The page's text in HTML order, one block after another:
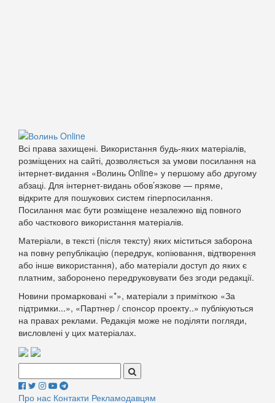
Всі права захищені. Використання будь-яких матеріалів,
розміщених на сайті, дозволяється за умови посилання на
інтернет-видання «Волинь Online» у першому або другому
абзаці. Для інтернет-видань обов’язкове — пряме,
відкрите для пошукових систем гіперпосилання.
Посилання має бути розміщене незалежно від повного
або часткового використання матеріалів.
Матеріали, в тексті (після тексту) яких міститься заборона
на повну републікацію (передрук, копіювання, відтворення
або інше використання), або матеріали доступ до яких є
платним, заборонено передруковувати без згоди редакції.
Новини промарковані «*», матеріали з приміткою «За
підтримки...», «Партнер / спонсор проекту..» публікуються
на правах реклами. Редакція може не поділяти погляди,
висловлені у цих матеріалах.
Про нас Контакти Рекламодавцям